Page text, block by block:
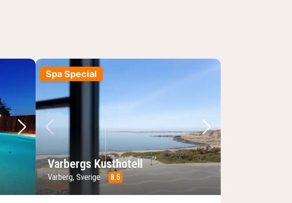
Neste bilde
Spa Special
Forrige bilde
Neste bilde
Varbergs Kusthotell
Varberg, Sverige 8.5